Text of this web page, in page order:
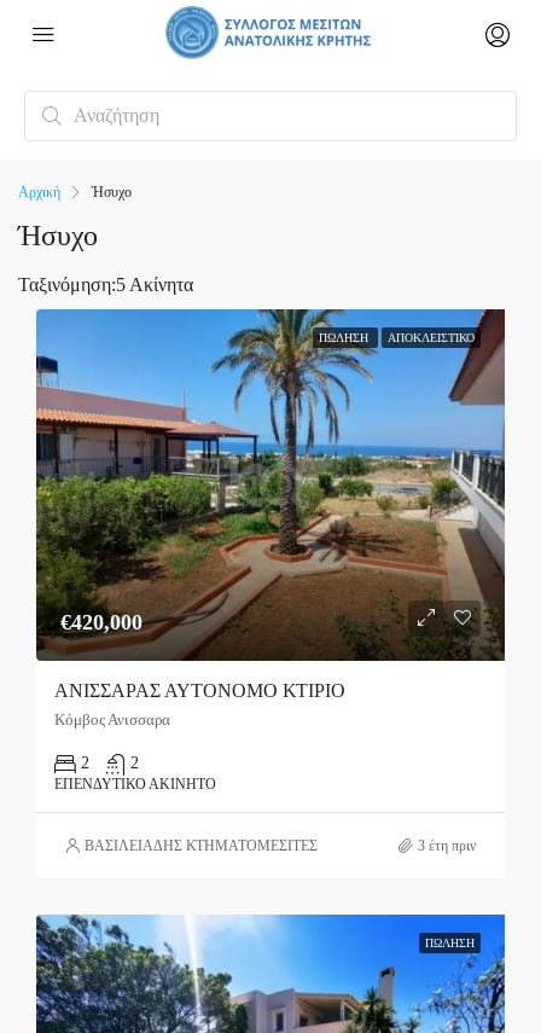
Αρχική Ήσυχο
Ήσυχο
5 Ακίνητα
Ταξινόμηση:
ΠΏΛΗΣΗ ΑΠΟΚΛΕΙΣΤΙΚΌ
€420,000
ΑΝΙΣΣΑΡΑΣ ΑΥΤΟΝΟΜΟ ΚΤΙΡΙΟ
Κόμβος Ανισσαρα
2 2
ΕΠΕΝΔΥΤΙΚΌ ΑΚΊΝΗΤΟ
ΒΑΣΙΛΕΙΑΔΗΣ ΚΤΗΜΑΤΟΜΕΣΙΤΕΣ 3 έτη πριν
ΠΏΛΗΣΗ